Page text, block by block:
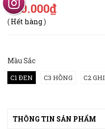
650.000₫
( Hết hàng)
Mầu Sắc
C1 ĐEN C3 HỒNG C2 GHI
THÔNG TIN SẢN PHẨM